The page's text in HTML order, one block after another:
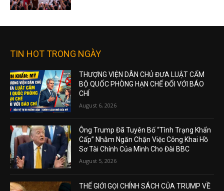
TIN HOT TRONG NGÀY
THƯỢNG VIỆN DÂN CHỦ ĐƯA LUẬT CẤM
BỘ QUỐC PHÒNG HẠN CHẾ ĐỐI VỚI BÁO
CHÍ
August 6, 2026
Ông Trump Đã Tuyên Bố “Tình Trạng Khẩn
Cấp” Nhằm Ngăn Chặn Việc Công Khai Hồ
Sơ Tài Chính Của Mình Cho Đài BBC
August 5, 2026
THẾ GIỚI GỌI CHÍNH SÁCH CỦA TRUMP VỀ